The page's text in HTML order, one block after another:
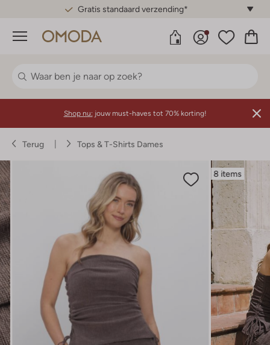
Gratis standaard verzending*
Menu
Shop nu: jouw must-haves tot 70% korting!
Terug Tops & T-Shirts Dames
8 items